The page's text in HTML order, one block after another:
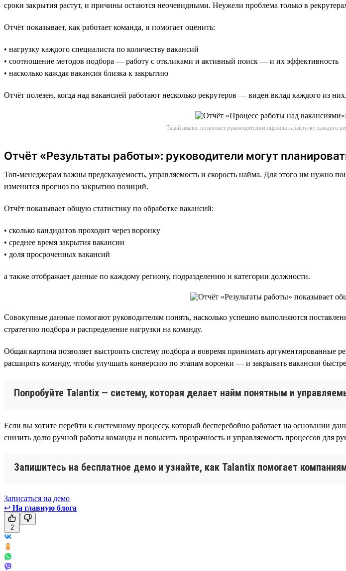
сроки закрытия растут, и причины остаются неочевидными. Неужели проблема только в
Отчёт показывает, как работает команда, и помогает оценить:
• нагрузку каждого специалиста по количеству вакансий
• соотношение методов подбора — работу с откликами и активный поиск — и их эффективность
• насколько каждая вакансия близка к закрытию
Отчёт полезен, когда над вакансией работают несколько рекрутеров — виден вклад каждого из них.
Такой анализ позволяет руководителям оценивать нагрузку каждого
Отчёт «Результаты работы»: руководители могут
Топ-менеджерам важны предсказуемость, управляемость и скорость найма. Для этого им нужно
изменится прогноз по закрытию позиций.
Отчёт показывает общую статистику по обработке вакансий:
• сколько кандидатов проходит через воронку
• среднее время закрытия вакансии
• доля просроченных вакансий
а также отображает данные по каждому региону, подразделению и категории должности.
Совокупные данные помогают руководителям понять, насколько успешно выполняются
стратегию подбора и распределение нагрузки на команду.
Общая картина позволяет выстроить систему подбора и вовремя принимать аргументированные
расширять команду, чтобы улучшать конверсию по этапам воронки — и закрывать вакансии
Попробуйте Talantix — систему, которая делает найм понятным и
Если вы хотите перейти к системному процессу, который бесперебойно работает на основании
снизить долю ручной работы команды и повысить прозрачность и управляемость процессов для
Запишитесь на бесплатное демо и узнайте, как Talantix помогает
Записаться на демо
↩ На главную блога
2